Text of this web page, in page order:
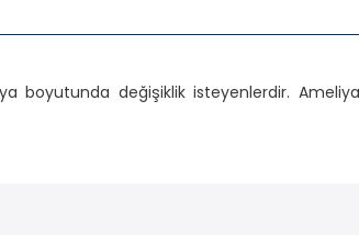
boyutunda değişiklik isteyenlerdir.